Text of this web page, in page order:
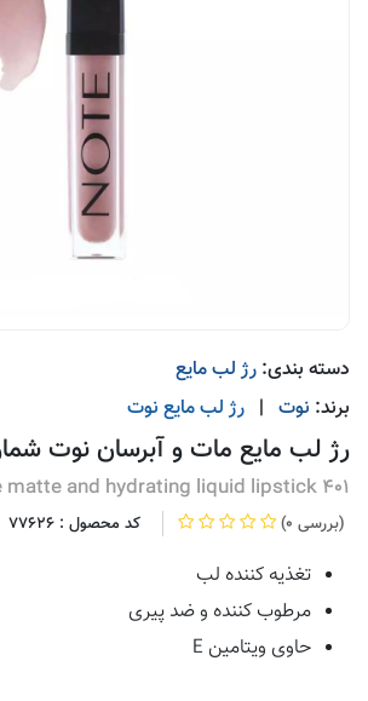
دسته بندی: رژ لب مایع
برند: نوت | رژ لب مایع نوت
رژ لب مايع مات و آبرسان نوت شماره
matte and hydrating liquid lipstick 401
(0 بررسی) کد محصول : 77626
تغذیه کننده لب
مرطوب کننده و ضد پیری
حاوی ویتامین E